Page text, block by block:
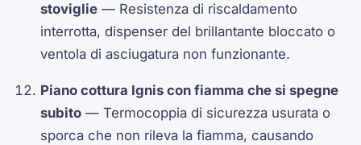
stoviglie — Resistenza di riscaldamento
interrotta, dispenser del brillantante bloccato o
ventola di asciugatura non funzionante.
Piano cottura Ignis con fiamma che si spegne
subito — Termocoppia di sicurezza usurata o
sporca che non rileva la fiamma, causando